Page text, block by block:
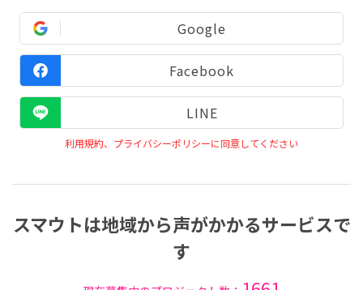
Google
Facebook
LINE
利用規約、プライバシーポリシーに同意してください
スマウトは地域から声がかかるサービスで
す